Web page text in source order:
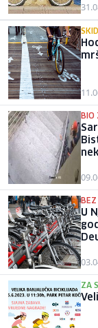
BIO
U
ZA